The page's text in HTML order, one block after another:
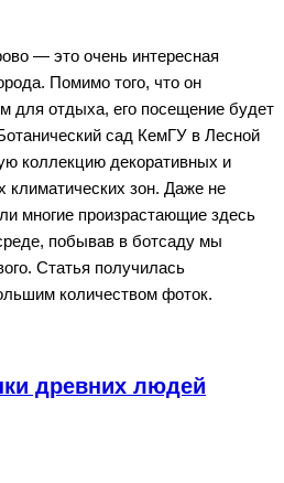
— это очень интересная
Помимо того, что он
для отдыха, его посещение будет
сад КемГУ в Лесной
коллекцию декоративных и
климатических зон. Даже не
многие произрастающие здесь
побывав в ботсаду мы
Статья получилась
количеством фоток.
древних людей